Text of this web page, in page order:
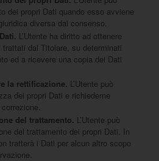
dei propri Dati quando esso avviene
diversa dal consenso.
L’Utente ha diritto ad ottenere
dal Titolare, su determinati
ed a ricevere una copia dei Dati
la rettificazione. L’Utente può
dei propri Dati e richiederne
del trattamento. L’Utente può
del trattamento dei propri Dati. In
tratterà i Dati per alcun altro scopo